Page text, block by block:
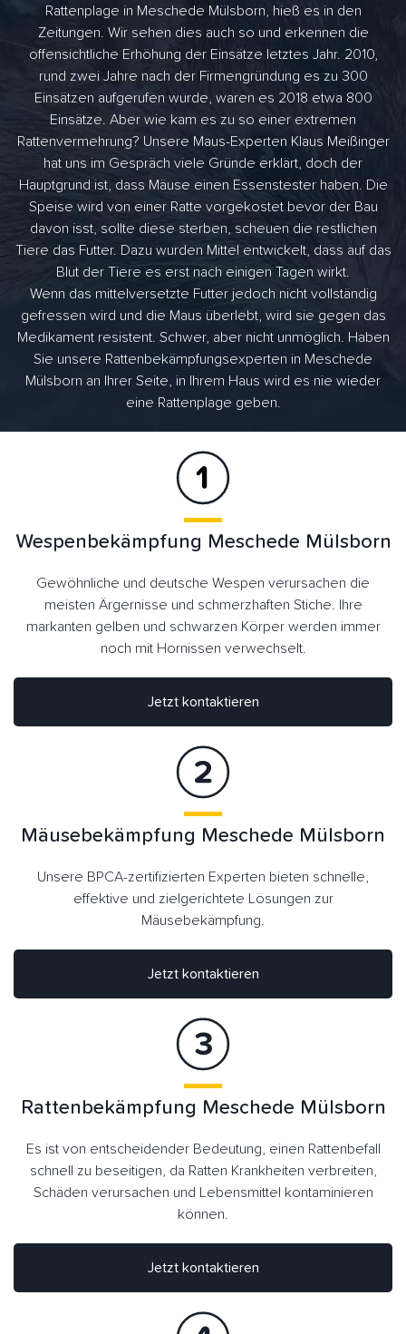
Rattenplage in Meschede Mülsborn, hieß es in den
Zeitungen. Wir sehen dies auch so und erkennen die
offensichtliche Erhöhung der Einsätze letztes Jahr. 2010,
rund zwei Jahre nach der Firmengründung es zu 300
Einsätzen aufgerufen wurde, waren es 2018 etwa 800
Einsätze. Aber wie kam es zu so einer extremen
Rattenvermehrung? Unsere Maus-Experten Klaus Meißinger
hat uns im Gespräch viele Gründe erklärt, doch der
Hauptgrund ist, dass Mäuse einen Essenstester haben. Die
Speise wird von einer Ratte vorgekostet bevor der Bau
davon isst, sollte diese sterben, scheuen die restlichen
Tiere das Futter. Dazu wurden Mittel entwickelt, dass auf das
Blut der Tiere es erst nach einigen Tagen wirkt.
Wenn das mittelversetzte Futter jedoch nicht vollständig
gefressen wird und die Maus überlebt, wird sie gegen das
Medikament resistent. Schwer, aber nicht unmöglich. Haben
Sie unsere Rattenbekämpfungsexperten in Meschede
Mülsborn an Ihrer Seite, in Ihrem Haus wird es nie wieder
eine Rattenplage geben.
Wespenbekämpfung Meschede Mülsborn
Gewöhnliche und deutsche Wespen verursachen die
meisten Ärgernisse und schmerzhaften Stiche. Ihre
markanten gelben und schwarzen Körper werden immer
noch mit Hornissen verwechselt.
Jetzt kontaktieren
Jetzt kontaktieren
Mäusebekämpfung Meschede Mülsborn
Unsere BPCA-zertifizierten Experten bieten schnelle,
effektive und zielgerichtete Lösungen zur
Mäusebekämpfung.
Rattenbekämpfung Meschede Mülsborn
Es ist von entscheidender Bedeutung, einen Rattenbefall
schnell zu beseitigen, da Ratten Krankheiten verbreiten,
Schäden verursachen und Lebensmittel kontaminieren
können.
Jetzt kontaktieren